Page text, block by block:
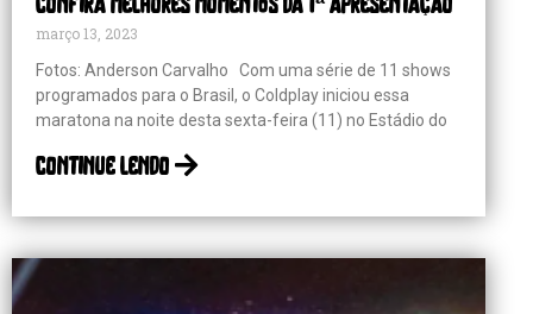
confira melhores momentos da 1ª apresentação
março 13, 2023
Fotos: Anderson Carvalho Com uma série de 11 shows
programados para o Brasil, o Coldplay iniciou essa
maratona na noite desta sexta-feira (11) no Estádio do
continue lendo